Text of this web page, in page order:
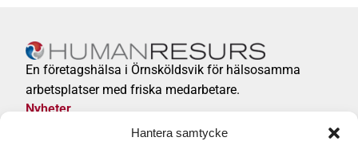
Hantera samtycke
En företagshälsa i Örnsköldsvik för hälsosamma
arbetsplatser med friska medarbetare.
Nyheter